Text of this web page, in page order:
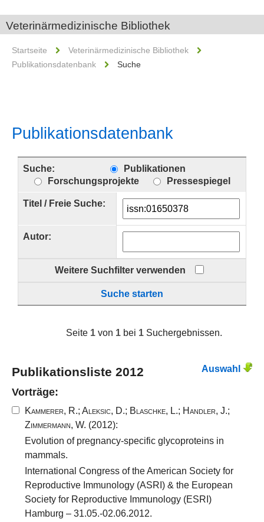
Veterinärmedizinische Bibliothek
Startseite
Veterinärmedizinische Bibliothek
Publikationsdatenbank
Suche
Publikationsdatenbank
Suche:
Publikationen
Forschungsprojekte
Pressespiegel
Titel / Freie Suche:
Autor:
Weitere Suchfilter verwenden
Suche starten
Seite 1von 1bei 1Suchergebnissen.
Auswahl
Publikationsliste 2012
Vorträge:
Kammerer, R.; Aleksic, D.; Blaschke, L.; Handler, J.;
Zimmermann, W. (2012):
Evolution of pregnancy-specific glycoproteins in
mammals.
International Congress of the American Society for
Reproductive Immunology (ASRI) & the European
Society for Reproductive Immunology (ESRI)
Hamburg – 31.05.-02.06.2012.